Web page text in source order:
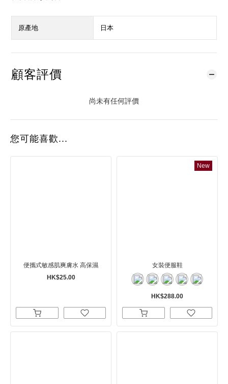
原產地 日本
顧客評價
尚未有任何評價
您可能喜歡...
便攜式敏感肌爽膚水 高保濕
HK$25.00
New
女裝便服鞋
HK$288.00